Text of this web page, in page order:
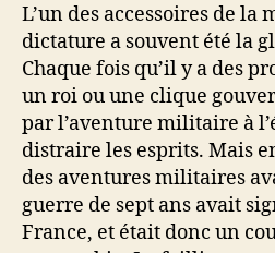
L’un des accessoires de la
dictature a souvent été la
Chaque fois qu’il y a des
un roi ou une clique
par l’aventure militaire à
distraire les esprits. Mais
des aventures militaires
guerre de sept ans avait
France, et était donc un